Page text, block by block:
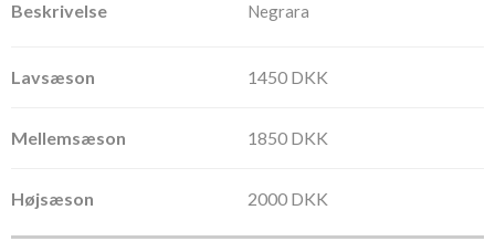
Negrara
1450 DKK
1850 DKK
2000 DKK